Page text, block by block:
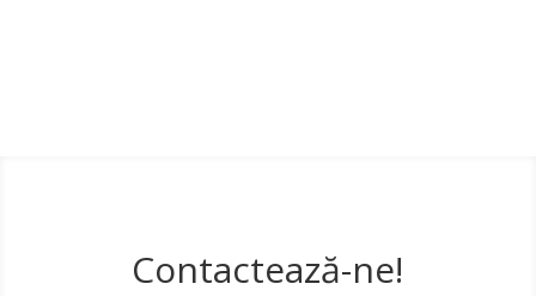
Contactează-ne!